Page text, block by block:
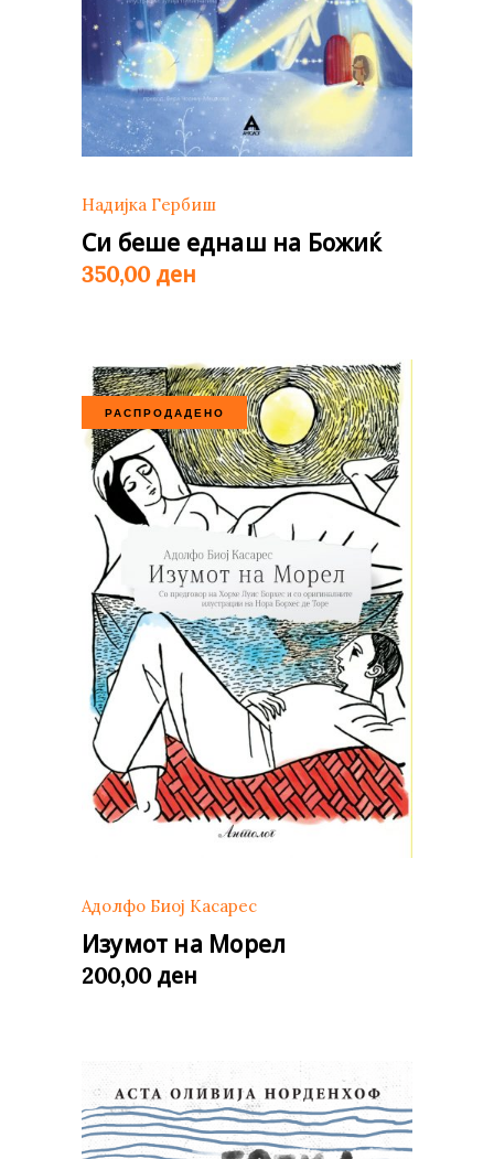
Надијка Гербиш
Си беше еднаш на Божиќ
350,00 ден
РАСПРОДАДЕНО
Адолфо Биој Касарес
Изумот на Морел
200,00 ден